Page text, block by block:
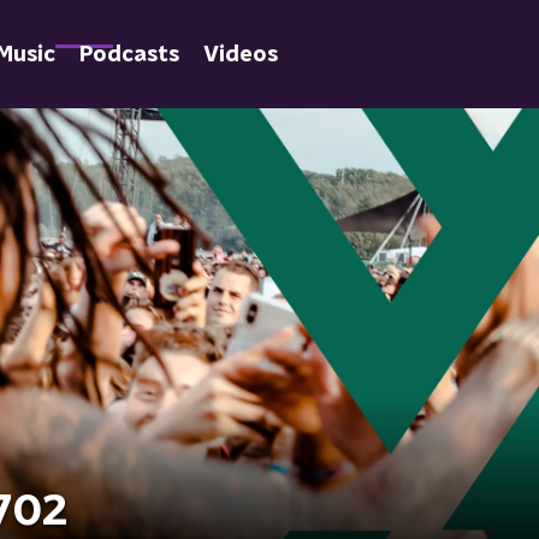
Podcasts Videos